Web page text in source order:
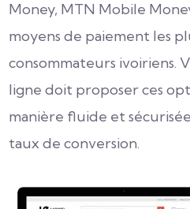
Money, MTN Mobile
moyens de paiement les
consommateurs ivoiriens.
ligne doit proposer ces
manière fluide et
taux de conversion.